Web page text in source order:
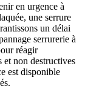
en urgence à
une serrure
un délai
serrurerie à
réagir
et non destructives
est disponible